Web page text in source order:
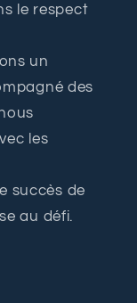
le respect
un
des
les
succès de
au défi.